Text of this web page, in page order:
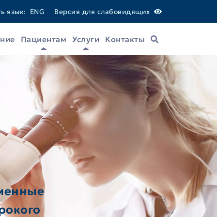
язык: ENG Версия для слабовидящих
Пациентам Услуги Контакты
Поиск